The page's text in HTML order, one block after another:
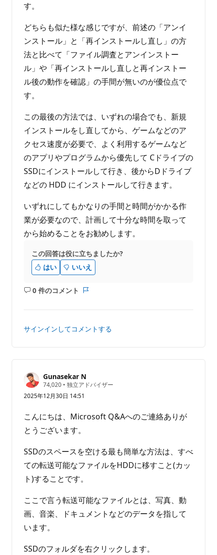
す。
どちらも似た様な感じですが、前述の「アンイ
ンストール」と「再インストールし直し」の方
法と比べて「ファイル調査とアンインストー
ル」や「再インストールし直しと再インストー
ル後の動作を確認」の手間が無いのが優位点で
す。
この最後の方法では、いずれの場合でも、新規
インストールをし直してから、ゲームなどのア
クセス速度が必要で、よく利用するゲームなど
のアプリやプログラムから優先して Cドライブの
SSDにインストールして行き、後からDドライブ
などの HDD にインストールして行きます。
いずれにしてもかなりの手間と時間がかかる作
業が必要なので、計画して十分な時間を取って
から始めることをお勧めします。
この回答は役に立ちましたか?
はい
いいえ
0 件のコメント
コ
ト
あ
せ
ん
ト
サインインしてコメントする
Gunasekar N
74,020 評
価
の
ン
ト
• 独立アドバイザー
2025年12月30日 14:51
こんにちは、Microsoft Q&Aへのご連絡ありが
とうございます。
SSDのスペースを空ける最も簡単な方法は、すべ
ての転送可能なファイルをHDDに移すこと(カッ
ト)することです。
ここで言う転送可能なファイルとは、写真、動
画、音楽、ドキュメントなどのデータを指して
います。
SSDのフォルダを右クリックします。